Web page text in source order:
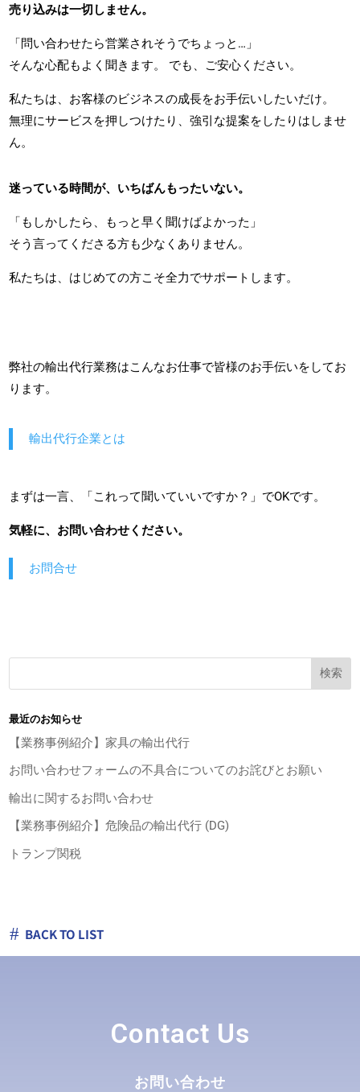
売り込みは一切しません。
「問い合わせたら営業されそうでちょっと…」
そんな心配もよく聞きます。 でも、ご安心ください。
私たちは、お客様のビジネスの成長をお手伝いしたいだけ。
無理にサービスを押しつけたり、強引な提案をしたりはしませ
ん。
迷っている時間が、いちばんもったいない。
「もしかしたら、もっと早く聞けばよかった」
そう言ってくださる方も少なくありません。
私たちは、はじめての方こそ全力でサポートします。
弊社の輸出代行業務はこんなお仕事で皆様のお手伝いをしてお
ります。
輸出代行企業とは
まずは一言、「これって聞いていいですか？」でOKです。
気軽に、お問い合わせください。
お問合せ
検索
最近のお知らせ
【業務事例紹介】家具の輸出代行
お問い合わせフォームの不具合についてのお詫びとお願い
輸出に関するお問い合わせ
【業務事例紹介】危険品の輸出代行 (DG)
トランプ関税
# BACK TO LIST
Contact Us
お問い合わせ